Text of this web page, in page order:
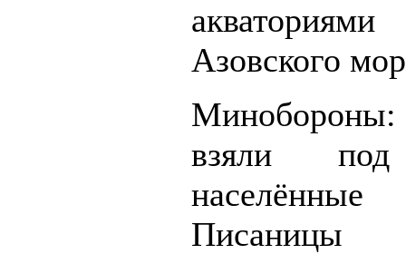
Азовского
взяли под
Писаницы